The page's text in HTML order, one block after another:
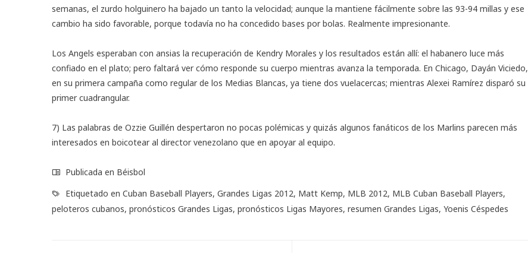
semanas, el zurdo holguinero ha bajado un tanto la velocidad; aunque la mantiene fácilmente sobre las 93-94 millas y ese
cambio ha sido favorable, porque todavía no ha concedido bases por bolas. Realmente impresionante.
Los Angels esperaban con ansias la recuperación de Kendry Morales y los resultados están allí: el habanero luce más
confiado en el plato; pero faltará ver cómo responde su cuerpo mientras avanza la temporada. En Chicago, Dayán Viciedo,
en su primera campaña como regular de los Medias Blancas, ya tiene dos vuelacercas; mientras Alexei Ramírez disparó su
primer cuadrangular.
7) Las palabras de Ozzie Guillén despertaron no pocas polémicas y quizás algunos fanáticos de los Marlins parecen más
interesados en boicotear al director venezolano que en apoyar al equipo.
Publicada en Béisbol
Etiquetado en Cuban Baseball Players, Grandes Ligas 2012, Matt Kemp, MLB 2012, MLB Cuban Baseball Players,
peloteros cubanos, pronósticos Grandes Ligas, pronósticos Ligas Mayores, resumen Grandes Ligas, Yoenis Céspedes